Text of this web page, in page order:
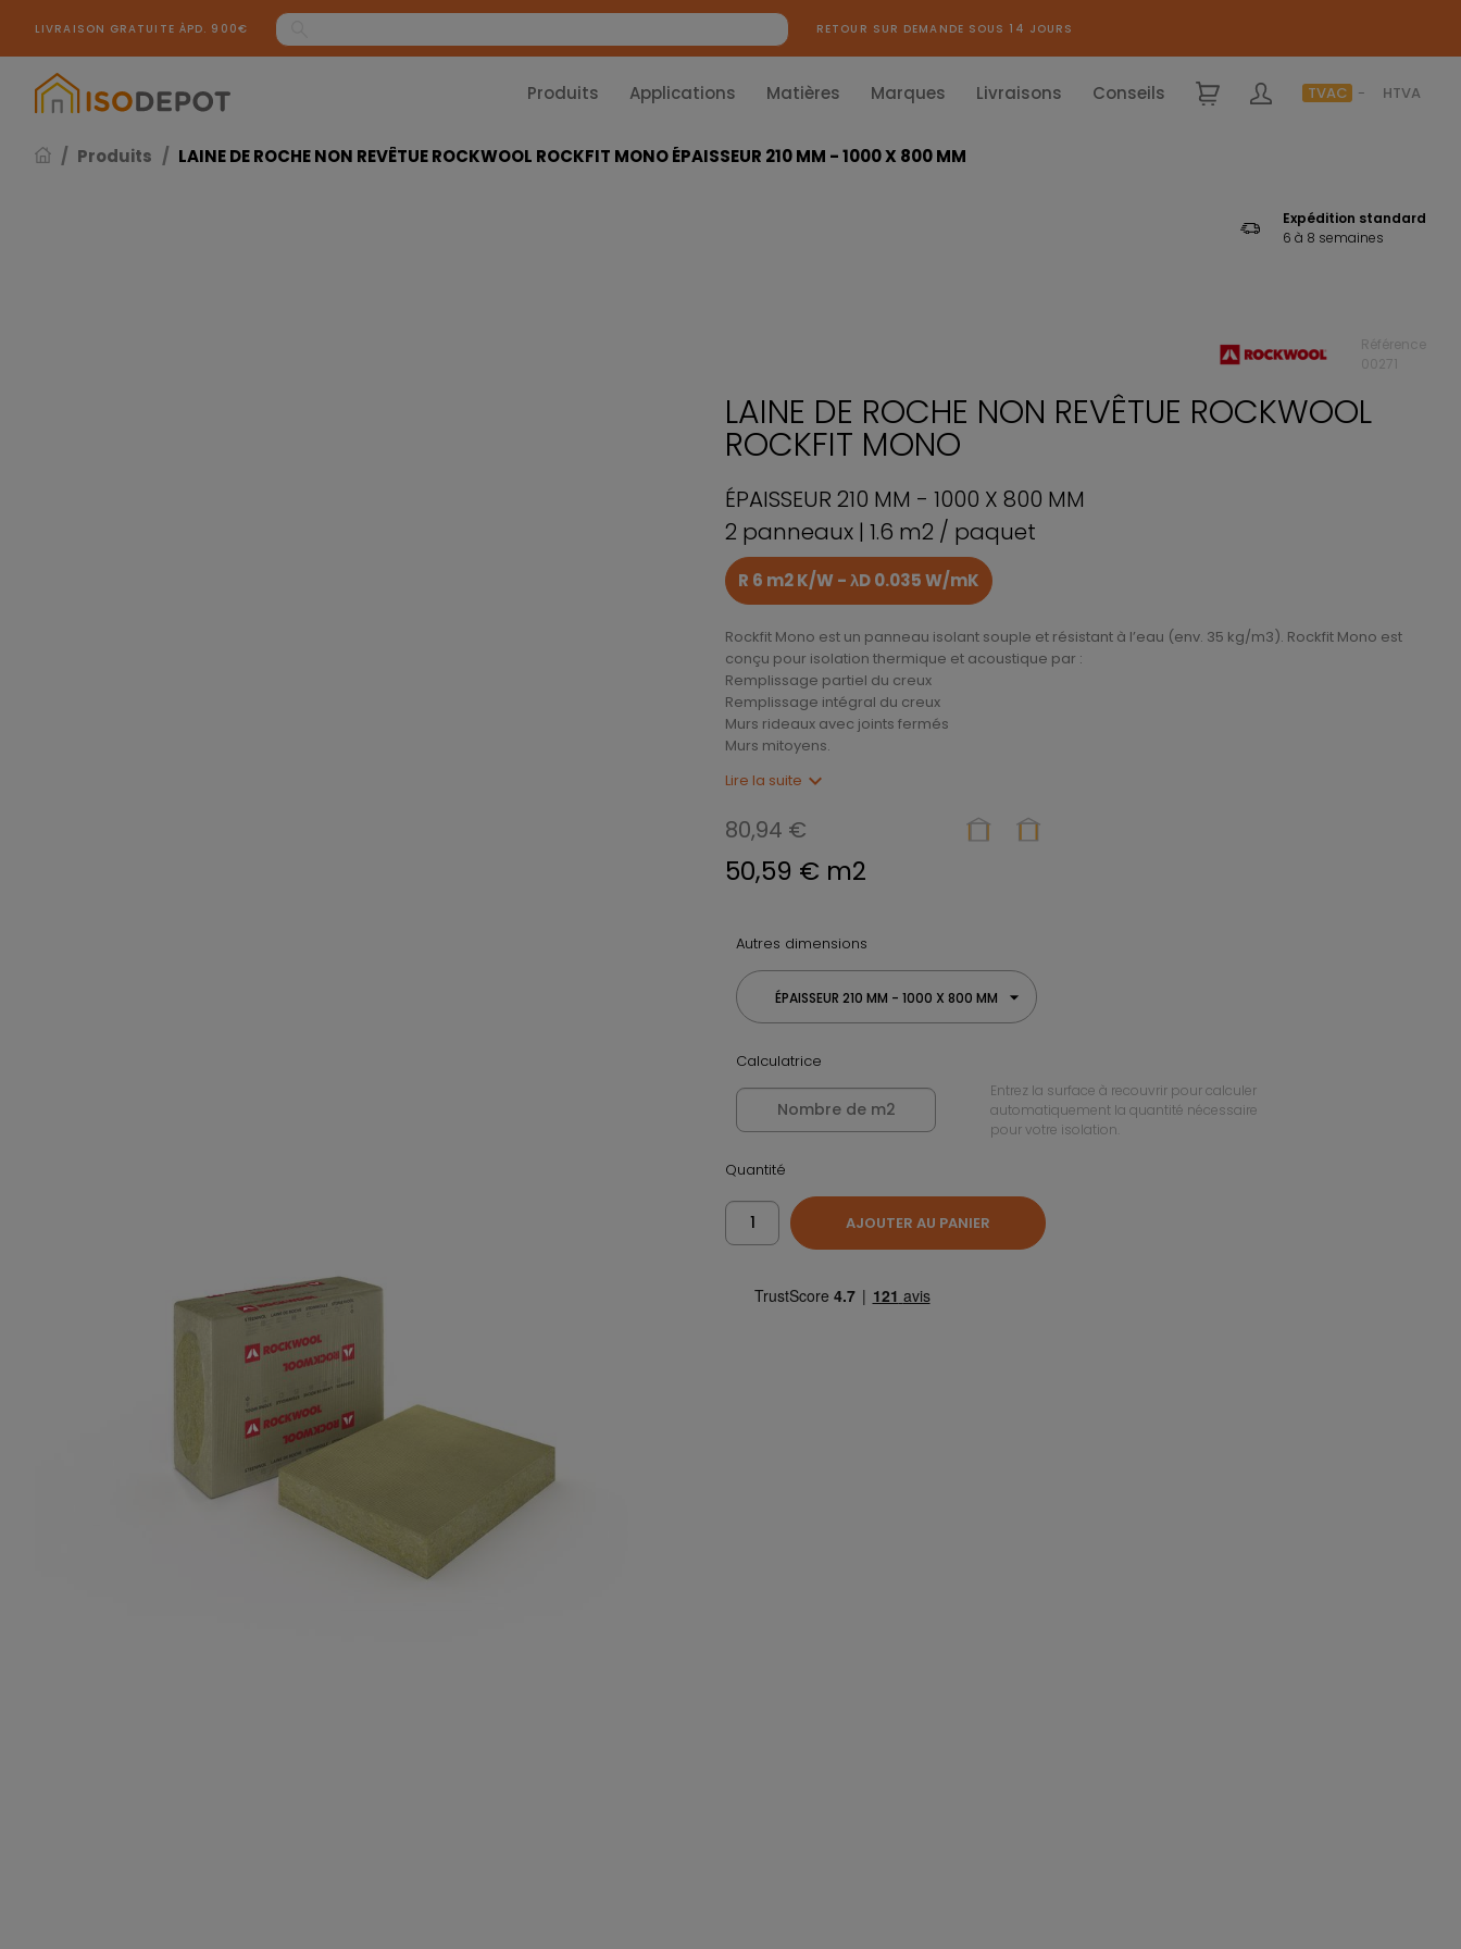
LIVRAISON GRATUITE ÀPD. 900€ RETOUR SUR DEMANDE SOUS 14 JOURS
Produits Applications Matières Marques Livraisons Conseils TVAC HTVA
Produits LAINE DE ROCHE NON REVÊTUE ROCKWOOL ROCKFIT MONO ÉPAISSEUR 210 MM - 1000 X 800 MM
Expédition standard
6 à 8 semaines
Référence
00271
LAINE DE ROCHE NON REVÊTUE ROCKWOOL
ROCKFIT MONO
ÉPAISSEUR 210 MM - 1000 X 800 MM
2 panneaux | 1.6 m2 / paquet
R 6 m2 K/W - λD 0.035 W/mK
Rockfit Mono est un panneau isolant souple et résistant à l’eau (env. 35 kg/m3). Rockfit Mono est
conçu pour isolation thermique et acoustique par :
Remplissage partiel du creux
Remplissage intégral du creux
Murs rideaux avec joints fermés
Murs mitoyens.
Lire la suite expand_more
80,94 €
50,59 € m2
Autres dimensions
ÉPAISSEUR 210 MM - 1000 X 800 MM
Calculatrice
Entrez la surface à recouvrir pour calculer
automatiquement la quantité nécessaire
pour votre isolation.
Quantité
AJOUTER AU PANIER